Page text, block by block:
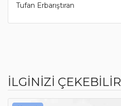
Tufan Erbarıştıran
İLGİNİZİ ÇEKEBİLİR